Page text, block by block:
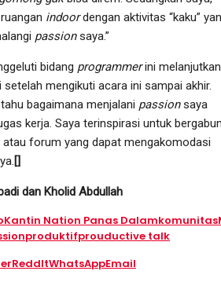
indoordengan aktivitas “kaku”
passionsaya.”
bidang programmerini
mengikuti acara ini sampai akhir.
bagaimana menjalani passionsaya
kerja. Saya terinspirasi untuk
forum yang dapat mengakomodasi
[]
dan Kholid Abdullah
Kantin Nation Panas Dalamkomunitas
produktifprouductive talk
ReddItWhatsAppEmail